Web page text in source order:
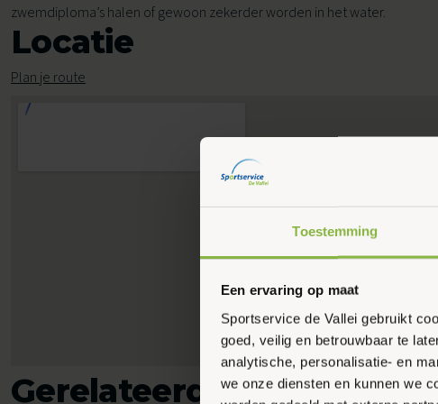
Toestemming
Een ervaring op maat
Sportservice de Vallei gebruikt
goed, veilig en betrouwbaar te
analytische, personalisatie- en
we onze diensten en kunnen we
Voor buurtlocaties
Voor sportaanbieders
zwemdiploma’s halen of gewoon zekerder worden in het water.
Locatie
Plan je route
Gerelateerde activiteiten